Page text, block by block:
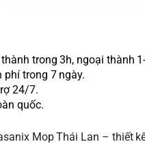
trong 3h, ngoại thành
phí trong 7 ngày.
24/7.
quốc.
Mop Thái Lan – thiết